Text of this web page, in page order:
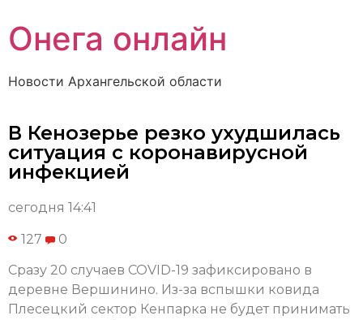
Онега онлайн
Новости Архангельской области
В Кенозерье резко ухудшилась
ситуация с коронавирусной
инфекцией
сегодня 14:41
127 0
Сразу 20 случаев COVID-19 зафиксировано в
деревне Вершинино. Из-за вспышки ковида
Плесецкий сектор Кенпарка не будет принимать